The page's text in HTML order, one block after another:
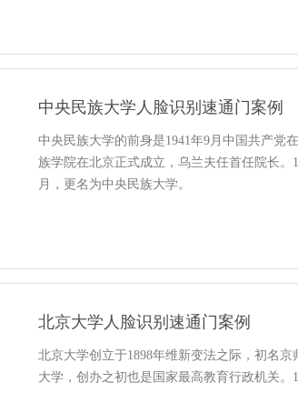
中央民族大学人脸识别速通门案例
中央民族大学的前身是1941年9月中国共产党
族学院在北京正式成立，乌兰夫任首任院长。
月，更名为中央民族大学。
北京大学人脸识别速通门案例
北京大学创立于1898年维新变法之际，初名
大学，创办之初也是国家最高教育行政机关。